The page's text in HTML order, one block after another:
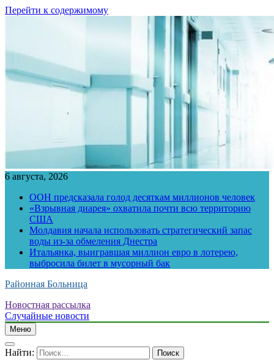
Перейти к содержимому
6 августа, 2026
ООН предсказала голод десяткам миллионов человек
«Взрывная диарея» охватила почти всю территорию
США
Молдавия начала использовать стратегический запас
воды из-за обмеления Днестра
Итальянка, выигравшая миллион евро в лотерею,
выбросила билет в мусорный бак
Районная Больница
Новостная рассылка
Случайные новости
Меню
Найти: